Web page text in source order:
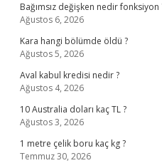
Bağımsız değişken nedir fonksiyon
Ağustos 6, 2026
Kara hangi bölümde öldü ?
Ağustos 5, 2026
Aval kabul kredisi nedir ?
Ağustos 4, 2026
10 Australia doları kaç TL ?
Ağustos 3, 2026
1 metre çelik boru kaç kg ?
Temmuz 30, 2026